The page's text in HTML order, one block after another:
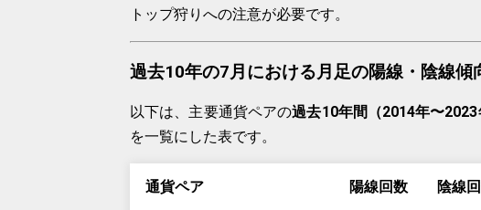
トップ狩りへの注意が必要です。
過去10年の7月における月足の陽線・陰線傾
以下は、主要通貨ペアの過去10年間（2014年〜
を一覧にした表です。
通貨ペア 陽線回数 陰線